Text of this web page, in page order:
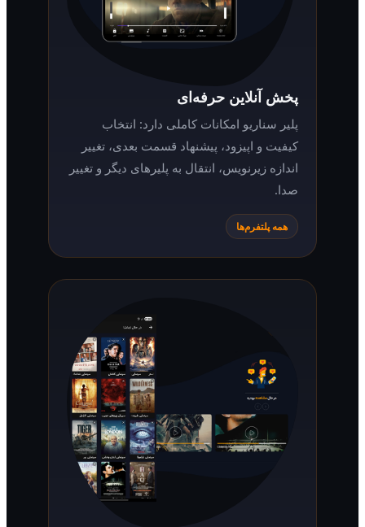
پخش آنلاین حرفه‌ای
پلیر سناریو امکانات کاملی دارد: انتخاب
کیفیت و اپیزود، پیشنهاد قسمت بعدی، تغییر
اندازه زیرنویس، انتقال به پلیرهای دیگر و تغییر
همه پلتفرم‌ها